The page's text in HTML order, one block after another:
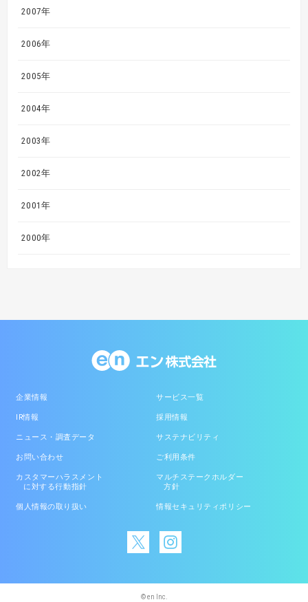
2007年
2006年
2005年
2004年
2003年
2002年
2001年
2000年
企業情報 サービス一覧
IR情報 採用情報
ニュース・調査データ サステナビリティ
お問い合わせ ご利用条件
カスタマーハラスメント
に対する行動指針
マルチステークホルダー
方針
個人情報の取り扱い 情報セキュリティポリシー
© en Inc.